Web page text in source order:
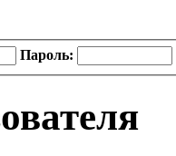
Пароль: